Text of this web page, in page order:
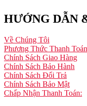
HƯỚNG DẪN
Về Chúng Tôi
Phương Thức Thanh Toán
Chính Sách Giao Hàng
Chính Sách Bảo Hành
Chính Sách Đổi Trả
Chính Sách Bảo Mật
Chấp Nhận Thanh Toán: